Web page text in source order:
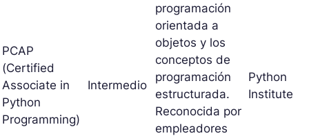
PCAP
(Certified
Associate in
Python
Programming)
Intermedio
programación
orientada a
objetos y los
conceptos de
programación
estructurada.
Reconocida por
empleadores
Python
Institute